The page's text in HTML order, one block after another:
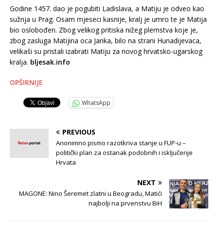
Godine 1457. dao je pogubiti Ladislava, a Matiju je odveo kao
sužnja u Prag. Osam mjeseci kasnije, kralj je umro te je Matija
bio oslobođen. Zbog velikog pritiska nižeg plemstva koje je,
zbog zasluga Matijina oca Janka, bilo na strani Hunadijevaca,
velikaši su pristali izabrati Matiju za novog hrvatsko-ugarskog
kralja. bljesak.info
OPŠIRNIJE
WhatsApp
PREVIOUS
Anonimno pismo razotkriva stanje u FUP-u –
politički plan za ostanak podobnih i isključenje
Hrvata
NEXT
MAGONE: Nino Šeremet zlatni u Beogradu, Matići
najbolji na prvenstvu BiH